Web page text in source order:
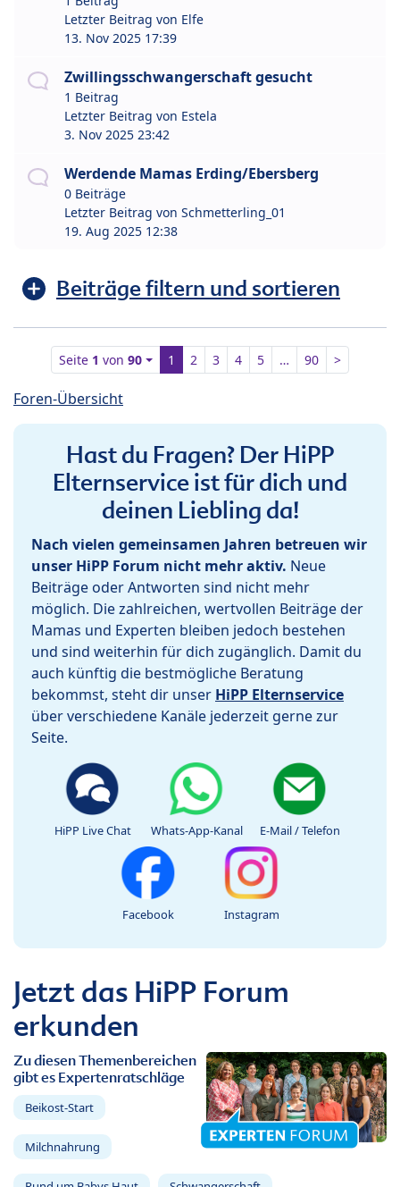
Letzter Beitrag von Elfe
13. Nov 2025 17:39
Zwillingsschwangerschaft gesucht
1 Beitrag
Letzter Beitrag von Estela
3. Nov 2025 23:42
Werdende Mamas Erding/Ebersberg
0 Beiträge
Letzter Beitrag von Schmetterling_01
19. Aug 2025 12:38
Beiträge filtern und sortieren
Seite 1 von90 1 2 3 4 5 … 90 >
Foren-Übersicht
Hast du Fragen? Der HiPP
Elternservice ist für dich und
deinen Liebling da!
Nach vielen gemeinsamen Jahren betreuen wir
unser HiPP Forum nicht mehr aktiv. Neue
Beiträge oder Antworten sind nicht mehr
möglich. Die zahlreichen, wertvollen Beiträge der
Mamas und Experten bleiben jedoch bestehen
und sind weiterhin für dich zugänglich. Damit du
auch künftig die bestmögliche Beratung
bekommst, steht dir unser HiPP Elternservice
über verschiedene Kanäle jederzeit gerne zur
Seite.
HiPP Live Chat Whats-App-Kanal E-Mail / Telefon
Facebook Instagram
Jetzt das HiPP Forum
erkunden
Zu diesen Themenbereichen
gibt es Expertenratschläge
Beikost-Start
Milchnahrung